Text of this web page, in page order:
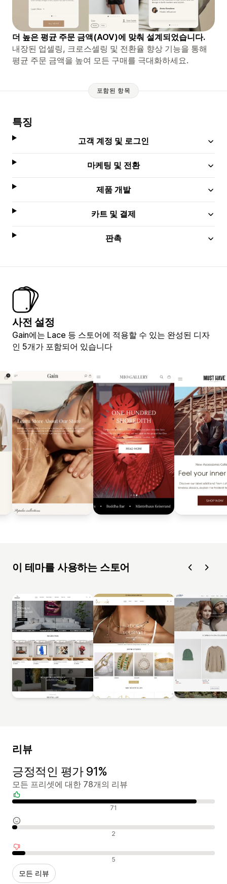
더 높은 평균 주문 금액(AOV)에 맞춰 설계되었습니다.
내장된 업셀링, 크로스셀링 및 전환율 향상 기능을 통해
평균 주문 금액을 높여 모든 구매를 극대화하세요.
포함된 항목
특징
고객 계정 및 로그인
마케팅 및 전환
제품 개발
카트 및 결제
판촉
사전 설정
Gain에는 Lace 등 스토어에 적용할 수 있는 완성된 디자
인 5개가 포함되어 있습니다
이 테마를 사용하는 스토어
리뷰
긍정적인 평가 91%
모든 프리셋에 대한 78개의 리뷰
긍정적인 리뷰 71
중립적인 리뷰 2
부정적인 리뷰 5
모든 리뷰